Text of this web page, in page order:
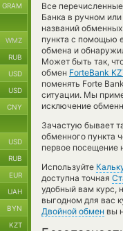
Все
Банка в ручном
названий
пункта с помощью
обмена и
Может быть так,
обмен ForteBank
поменять Forte
ситуации. Мы
исключение
Зачастую бывает
обменного пункта
первое посещение
Используйте
доступна точная
удобный вам курс,
выгодном для вас
Двойной обмен вы
GRAM
WMZ
RUB
USD
USD
CNY
USD
RUB
EUR
UAH
BYN
KZT